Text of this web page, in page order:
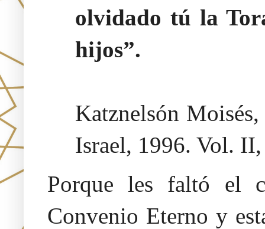
olvidado tú la
hijos”.
Katznelsón
Israel, 1996. Vol.
Porque les faltó el
Convenio Eterno y